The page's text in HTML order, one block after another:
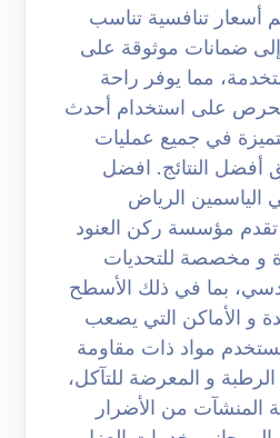
أسعار تنافسية تناسب
إلى ضمانات موثوقة على
مما يوفر راحة
تحرص على استخدام أحدث
في جميع عمليات
أفضل النتائج. افضل
الرياض
لكن تقدم مؤسسة ركن العنود
و مخصصة للتحديات
بما في ذلك الأسطح
و الأماكن التي يصعب
مواد ذات مقاومة
و المعرضة للتآكل،
المنشآت من الأضرار